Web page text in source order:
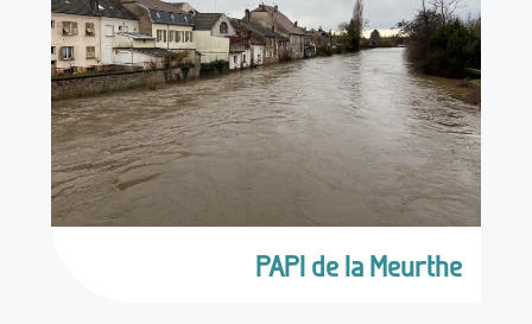
PAPI de la Meurthe